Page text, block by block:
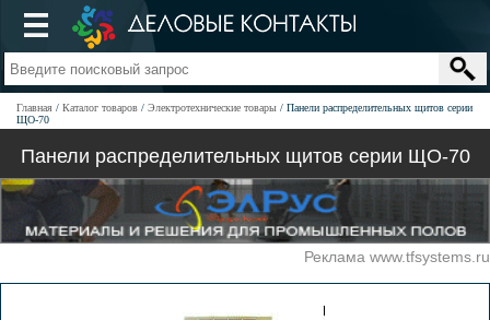
Главная Каталог товаров Электротехнические товары
Панели распределительных щитов серии
ЩО-70
Панели распределительных щитов серии ЩО-70
Реклама www.tfsystems.ru